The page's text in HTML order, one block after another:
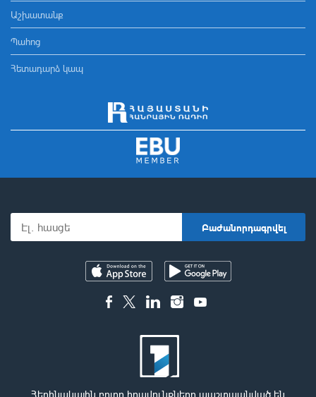
Աշխատանք
Պահոց
Հետադարձ կապ
Հեղինակային բոլոր իրավունքները պաշտպանված են